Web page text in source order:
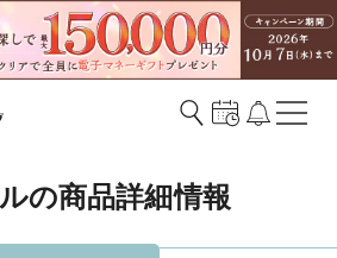
の商品詳細情報